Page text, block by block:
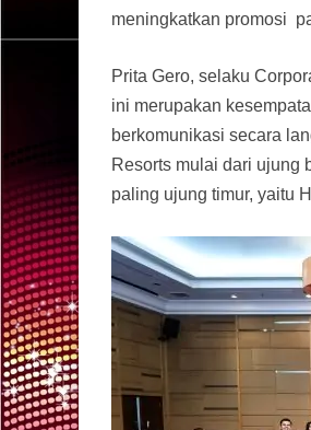
meningkatkan promosi
Prita Gero, selaku
ini merupakan
berkomunikasi secara
Resorts mulai dari ujung
paling ujung timur, yaitu